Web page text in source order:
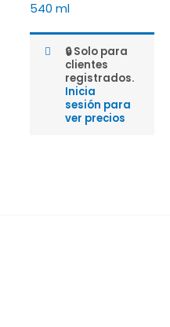
540 ml
🔒 Solo para
clientes
registrados.
Inicia
sesión para
ver precios